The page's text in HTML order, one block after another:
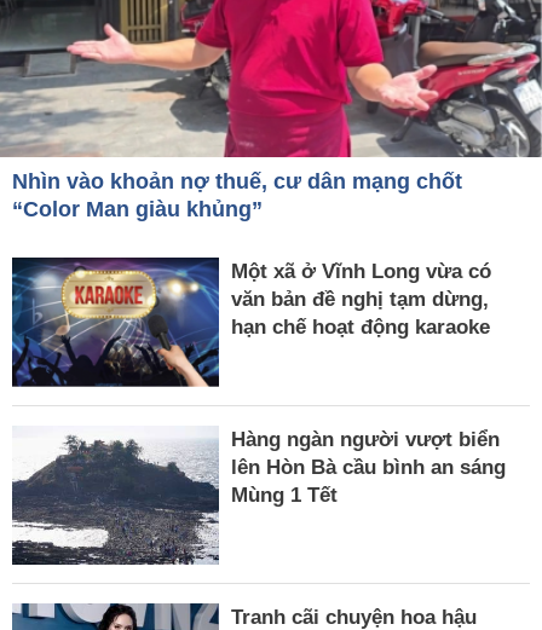
Nhìn vào khoản nợ thuế, cư dân mạng chốt
“Color Man giàu khủng”
Một xã ở Vĩnh Long vừa có
văn bản đề nghị tạm dừng,
hạn chế hoạt động karaoke
Hàng ngàn người vượt biển
lên Hòn Bà cầu bình an sáng
Mùng 1 Tết
Tranh cãi chuyện hoa hậu